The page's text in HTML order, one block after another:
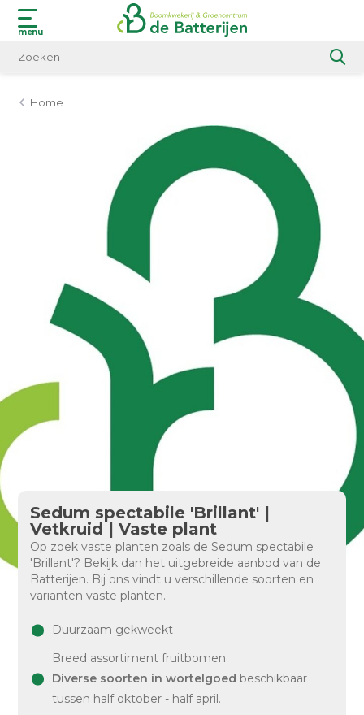
menu
Home
Sedum spectabile 'Brillant' |
Vetkruid | Vaste plant
Op zoek vaste planten zoals de Sedum spectabile
'Brillant'? Bekijk dan het uitgebreide aanbod van de
Batterijen. Bij ons vindt u verschillende soorten en
varianten vaste planten.
Duurzaam gekweekt
Breed assortiment fruitbomen.
Diverse soorten in wortelgoed beschikbaar
tussen half oktober - half april.